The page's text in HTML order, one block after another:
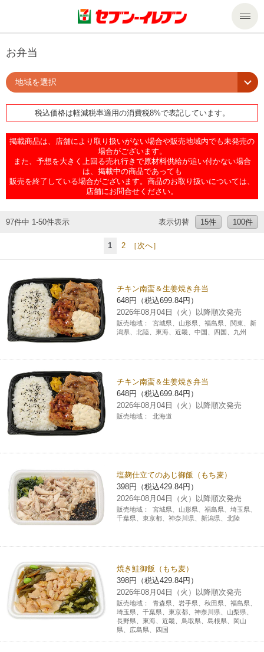
商品のご案内
商品のご案内トップ
今週の新商品
商品カテゴリ一覧
食の安全・安心への取組み
ギフト
プリペイドカード・金券
セール・キャンペーン
サービス
nanacoトップ
マルチコピー機でできることトップ
コピー
プリント
ファクス
チケット
スポーツ振興くじ
行政サービス
保険
学び・教育
宅配便
切手・はがき・印紙
セブン銀行ATM
ご利用可能なお支払い方法
各種料金のお支払い
レジでApple Accountにチャージ
オンラインフォトサービス
宅配ロッカー（店舗限定）
自転車シェアリング（店舗限定）
モバイルバッテリーシェアリング（店舗限定）
チケットサービス
セブンチケット
チケットぴあ
イープラス
CNプレイガイド
セブン‐イレブンでお受取り
タワーレコード
セブンネットショッピング
停電時のサービス停止のお知らせ
企業情報トップ
ニュースリリース
企業理念
会社概要
沿革
国内店舗数
セブン‐イレブンの海外事業
データで見るセブン‐イレブン
セブン‐イレブンの「商品力」
セブン-イレブンの横顔
セブン-イレブンの歴史
私たちの取組み
サステナビリティ
セブン＆アイ・ホールディングスの重点課題
サステナビリティ活動基本方針
GREEN CHALLENGE 2050
4VISIONS
サステナビリティレポート
報告書ライブラリー
加盟店オーナー募集 物件募集・購入
アルバイト情報 採用情報
店舗検索
ネットショッピング
お問い合わせ
Language
English (Corporate)
English (Services)
简体中文(服务)
한국어(서비스)
ภาษาไทย(บริการ)
お弁当
地域を選択
税込価格は軽減税率適用の消費税8%で表記しています。
掲載商品は、店舗により取り扱いがない場合や販売地域内でも未発売の
場合がございます。
また、予想を大きく上回る売れ行きで原材料供給が追い付かない場合
は、掲載中の商品であっても
販売を終了している場合がございます。商品のお取り扱いについては、
店舗にお問合せください。
97件中 1-50件表示 表示切替 15件 100件
1 2 ［次へ］
チキン南蛮＆生姜焼き弁当
648円（税込699.84円）
2026年08月04日（火）以降順次発売
販売地域：
宮城県、山形県、福島県、関東、新
潟県、北陸、東海、近畿、中国、四国、九州
チキン南蛮＆生姜焼き弁当
648円（税込699.84円）
2026年08月04日（火）以降順次発売
販売地域： 北海道
塩麹仕立てのあじ御飯（もち麦）
398円（税込429.84円）
2026年08月04日（火）以降順次発売
販売地域：
宮城県、山形県、福島県、埼玉県、
千葉県、東京都、神奈川県、新潟県、北陸
焼き鮭御飯（もち麦）
398円（税込429.84円）
2026年08月04日（火）以降順次発売
販売地域：
青森県、岩手県、秋田県、福島県、
埼玉県、千葉県、東京都、神奈川県、山梨県、
長野県、東海、近畿、鳥取県、島根県、岡山
県、広島県、四国